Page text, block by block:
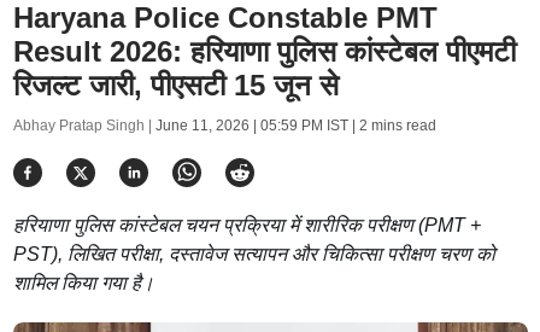
Haryana Police Constable PMT
Result 2026: हरियाणा पुलिस कांस्टेबल पीएमटी
रिजल्ट जारी, पीएसटी 15 जून से
Abhay Pratap Singh | June 11, 2026 | 05:59 PM IST| 2 mins read
हरियाणा पुलिस कांस्टेबल चयन प्रक्रिया में शारीरिक परीक्षण (PMT +
PST), लिखित परीक्षा, दस्तावेज सत्यापन और चिकित्सा परीक्षण चरण को
शामिल किया गया है।